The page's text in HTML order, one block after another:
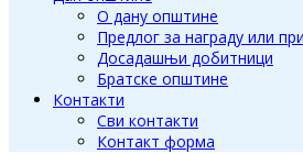
О дану општине
Предлог за награду или
Досадашњи добитници
Братске општине
Контакти
Сви контакти
Контакт форма